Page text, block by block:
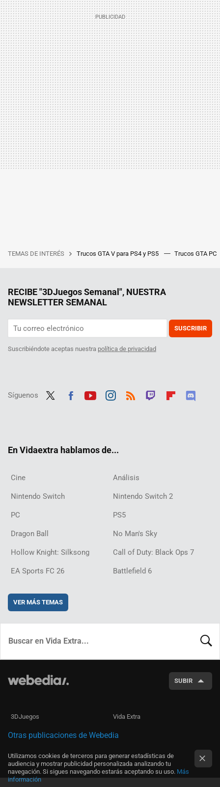
TEMAS DE INTERÉS Trucos GTA V para PS4 y PS5 Trucos GTA PC
RECIBE "3DJuegos Semanal", NUESTRA
NEWSLETTER SEMANAL
SUSCRIBIR
Suscribiéndote aceptas nuestra política de privacidad
Síguenos
En Vidaextra hablamos de...
Cine Análisis
Nintendo Switch Nintendo Switch 2
PC PS5
Dragon Ball No Man's Sky
Hollow Knight: Silksong Call of Duty: Black Ops 7
EA Sports FC 26 Battlefield 6
VER MÁS TEMAS
SUBIR
3DJuegos Vida Extra
Otras publicaciones de Webedia
Utilizamos cookies de terceros para generar estadísticas de
audiencia y mostrar publicidad personalizada analizando tu
navegación. Si sigues navegando estarás aceptando su uso. Más
información